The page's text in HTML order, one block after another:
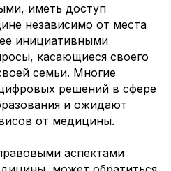
иметь доступ
независимо от места
инициативными
касающиеся своего
семьи. Многие
решений в сфере
и ожидают
от медицины.
аспектами